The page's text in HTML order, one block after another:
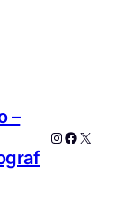
–
Instagram
X